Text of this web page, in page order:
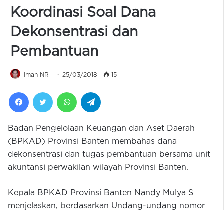
Koordinasi Soal Dana
Dekonsentrasi dan
Pembantuan
Iman NR 25/03/2018 15
FacebookTwitter WhatsApp
Badan Pengelolaan Keuangan dan Aset Daerah
(BPKAD) Provinsi Banten membahas dana
dekonsentrasi dan tugas pembantuan bersama unit
akuntansi perwakilan wilayah Provinsi Banten.
Kepala BPKAD Provinsi Banten Nandy Mulya S
menjelaskan, berdasarkan Undang-undang nomor